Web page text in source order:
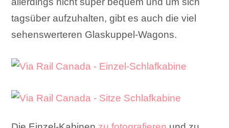
tagsüber aufzuhalten, gibt es auch die viel
sehenswerteren Glaskuppel-Wagons.